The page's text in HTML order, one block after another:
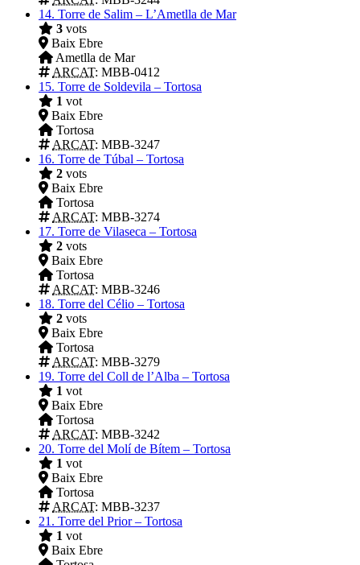
14. Torre de Salim – L’Ametlla de Mar
3 vots
Baix Ebre
Ametlla de Mar
ARCAT: MBB-0412
15. Torre de Soldevila – Tortosa
1 vot
Baix Ebre
Tortosa
ARCAT: MBB-3247
16. Torre de Túbal – Tortosa
2 vots
Baix Ebre
Tortosa
ARCAT: MBB-3274
17. Torre de Vilaseca – Tortosa
2 vots
Baix Ebre
Tortosa
ARCAT: MBB-3246
18. Torre del Célio – Tortosa
2 vots
Baix Ebre
Tortosa
ARCAT: MBB-3279
19. Torre del Coll de l’Alba – Tortosa
1 vot
Baix Ebre
Tortosa
ARCAT: MBB-3242
20. Torre del Molí de Bítem – Tortosa
1 vot
Baix Ebre
Tortosa
ARCAT: MBB-3237
21. Torre del Prior – Tortosa
1 vot
Baix Ebre